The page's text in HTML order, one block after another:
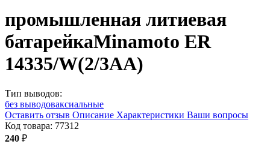
промышленная литиевая
батарейкаMinamoto ER
14335/W(2/3AA)
Тип выводов:
без выводоваксиальные
Оставить отзыв Описание Характеристики Ваши вопросы
Код товара: 77312
240 ₽